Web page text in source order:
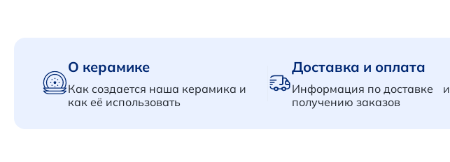
О керамике
Как создается наша керамика и
как её использовать
Доставка и оплата
Информация по доставке и
получению заказов